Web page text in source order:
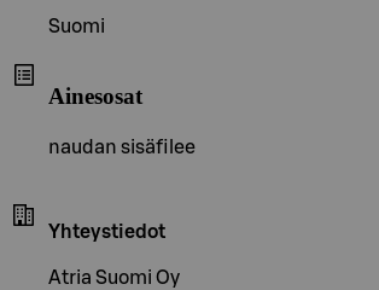
Suomi
Ainesosat
naudan sisäfilee
Yhteystiedot
Atria Suomi Oy